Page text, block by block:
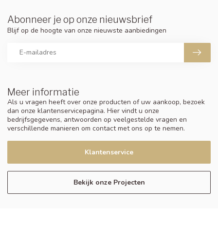
Meer informatie
Als u vragen heeft over onze producten of uw aankoop, bezoek
dan onze klantenservicepagina. Hier vindt u onze
bedrijfsgegevens, antwoorden op veelgestelde vragen en
verschillende manieren om contact met ons op te nemen.
Klantenservice
Bekijk onze Projecten
Abonneer je op onze nieuwsbrief
Blijf op de hoogte van onze nieuwste aanbiedingen